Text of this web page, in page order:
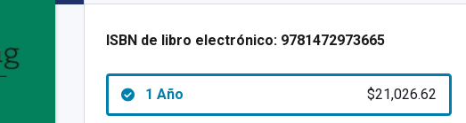
ISBN de libro electrónico: 9781472973665
1 Año $21,026.62